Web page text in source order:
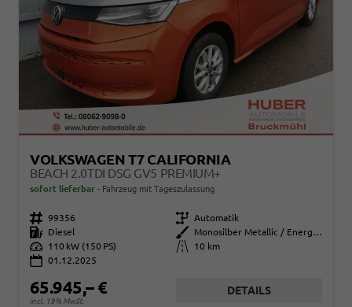
VOLKSWAGEN T7 CALIFORNIA
BEACH 2.0TDI DSG GV5 PREMIUM+
sofort lieferbar Fahrzeug mit Tageszulassung
Fahrzeugnr. 99356 Getriebe Automatik
Kraftstoff
Diesel Außenfarbe
Monosilber Metallic / Energetic Orange Metallic
Leistung
110 kW (150 PS) Kilometerstand
10 km
01.12.2025
65.945,– €
incl. 19% MwSt.
DETAILS